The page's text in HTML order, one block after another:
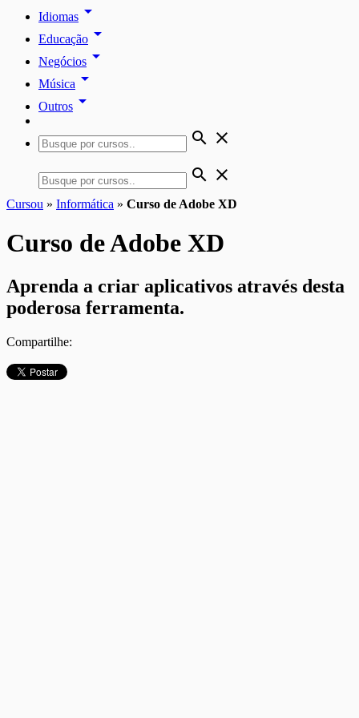
Idiomas arrow_drop_down
Educação arrow_drop_down
Negócios arrow_drop_down
Música arrow_drop_down
Outros arrow_drop_down
search close
search close
Cursou » Informática » Curso de Adobe XD
Curso de Adobe XD
Aprenda a criar aplicativos através desta
poderosa ferramenta.
Compartilhe: